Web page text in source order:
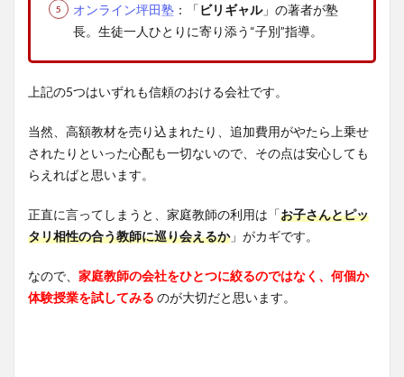
オンライン坪田塾 ：「ビリギャル」の著者が塾
長。生徒一人ひとりに寄り添う“子別”指導。
上記の5つはいずれも信頼のおける会社です。
当然、高額教材を売り込まれたり、追加費用がやたら上乗せ
されたりといった心配も一切ないので、その点は安心しても
らえればと思います。
正直に言ってしまうと、家庭教師の利用は「お子さんとピッ
タリ相性の合う教師に巡り会えるか」がカギです。
なので、 家庭教師の会社をひとつに絞るのではなく、何個か
体験授業を試してみる のが大切だと思います。